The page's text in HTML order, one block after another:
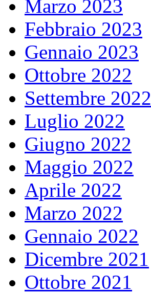
Marzo 2023
Febbraio 2023
Gennaio 2023
Ottobre 2022
Settembre 2022
Luglio 2022
Giugno 2022
Maggio 2022
Aprile 2022
Marzo 2022
Gennaio 2022
Dicembre 2021
Ottobre 2021